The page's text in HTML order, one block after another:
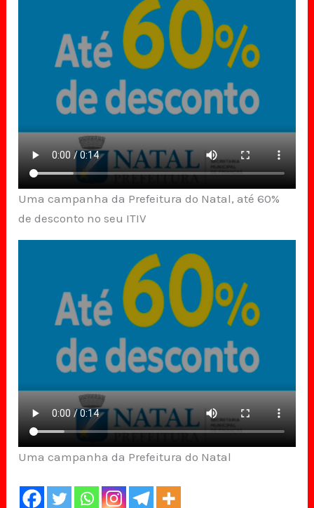
Uma campanha da Prefeitura do Natal, até 60%
de desconto no seu ITIV
Uma campanha da Prefeitura do Natal